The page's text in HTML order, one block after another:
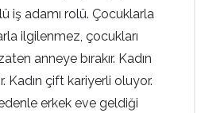
iş adamı rolü. Çocuklarla
ilgilenmez, çocukları
anneye bırakır. Kadın
Kadın çift kariyerli oluyor.
erkek eve geldiği